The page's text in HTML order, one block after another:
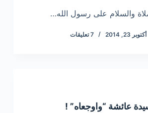
والسلام على رسول الله…
أكتوبر 23, 2014 7 تعليقات
عائشة “واوجعاه” !